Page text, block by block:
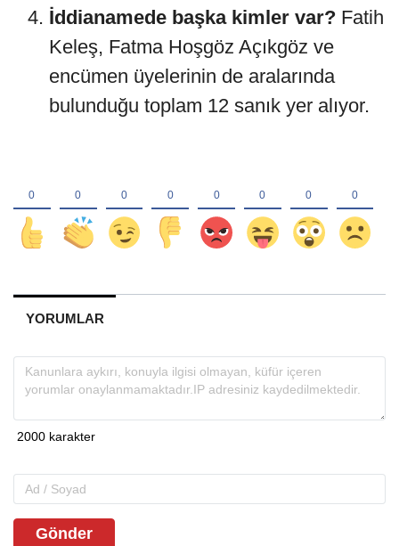
İddianamede başka kimler var? Fatih
Keleş, Fatma Hoşgöz Açıkgöz ve
encümen üyelerinin de aralarında
bulunduğu toplam 12 sanık yer alıyor.
YORUMLAR
Gönder